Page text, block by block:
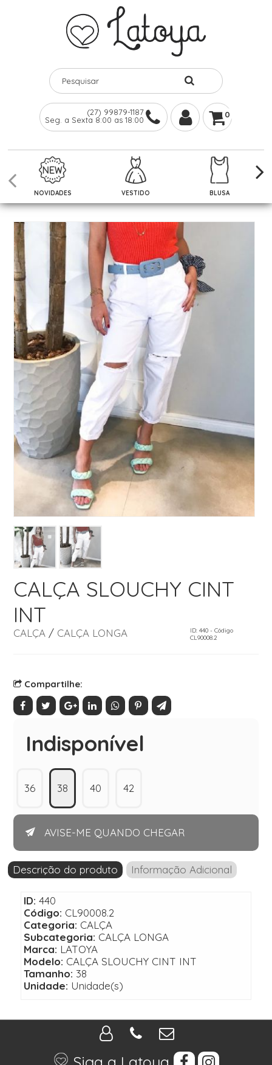
(27) 99879-1187
Seg. a Sexta 8:00 as 18:00
0
NOVIDADES VESTIDO BLUSA
CALÇA SLOUCHY CINT
INT
CALÇA/ CALÇA LONGA
ID: 440 - Código
CL90008.2
Compartilhe:
Indisponível
36 38 40 42
AVISE-ME QUANDO CHEGAR
Descrição do produto Informação Adicional
ID: 440
Código: CL90008.2
Categoria: CALÇA
Subcategoria: CALÇA LONGA
Marca: LATOYA
Modelo: CALÇA SLOUCHY CINT INT
Tamanho: 38
Unidade: Unidade(s)